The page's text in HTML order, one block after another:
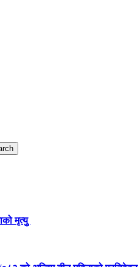
मृत्युु